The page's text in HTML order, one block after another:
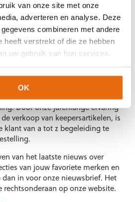
van onze site met onze
adverteren en analyse. Deze
combineren met andere
heeft verstrekt of die ze hebben
uw gebruik van hun services.
OK
is jouw trouwe partner op het
zijn we vooral specialist voor de
compleet assortiment aan
Door onze jarenlange ervaring
verkoop van keepersartikelen, is
klant van a tot z begeleiding te
van het laatste nieuws over
van jouw favoriete merken en
dan in voor onze nieuwsbrief. Het
op onze website.